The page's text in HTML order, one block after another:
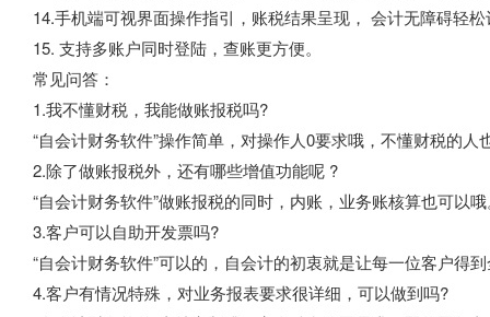
14.手机端可视界面操作指引，账税结果呈现， 会计无障碍轻
15. 支持多账户同时登陆，查账更方便。
常见问答：
1.我不懂财税，我能做账报税吗?
“自会计财务软件”操作简单，对操作人0要求哦，不懂财税的人
2.除了做账报税外，还有哪些增值功能呢 ?
“自会计财务软件”做账报税的同时，内账，业务账核算也可以
3.客户可以自助开发票吗?
“自会计财务软件”可以的，自会计的初衷就是让每一位客户得
4.客户有情况特殊，对业务报表要求很详细，可以做到吗?